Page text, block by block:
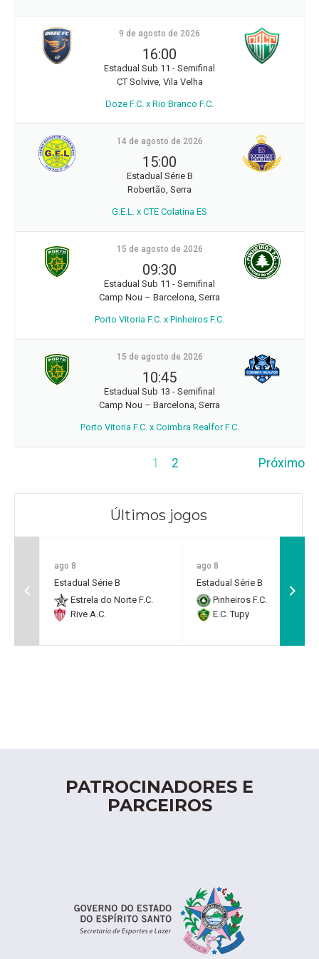
9 de agosto de 2026
16:00
Estadual Sub 11 - Semifinal
CT Solvive, Vila Velha
Doze F.C. x Rio Branco F.C.
14 de agosto de 2026
15:00
Estadual Série B
Robertão, Serra
G.E.L. x CTE Colatina ES
15 de agosto de 2026
09:30
Estadual Sub 11 - Semifinal
Camp Nou – Barcelona, Serra
Porto Vitoria F.C. x Pinheiros F.C.
15 de agosto de 2026
10:45
Estadual Sub 13 - Semifinal
Camp Nou – Barcelona, Serra
Porto Vitoria F.C. x Coimbra Realfor F.C.
1 2 Próximo
Últimos jogos
ago 8
Estadual Série B
Estrela do Norte F.C.
Rive A.C.
ago 8
Estadual Série B
Pinheiros F.C.
E.C. Tupy
PATROCINADORES E
PARCEIROS